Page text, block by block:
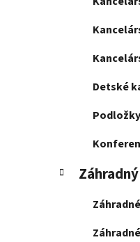
Detské